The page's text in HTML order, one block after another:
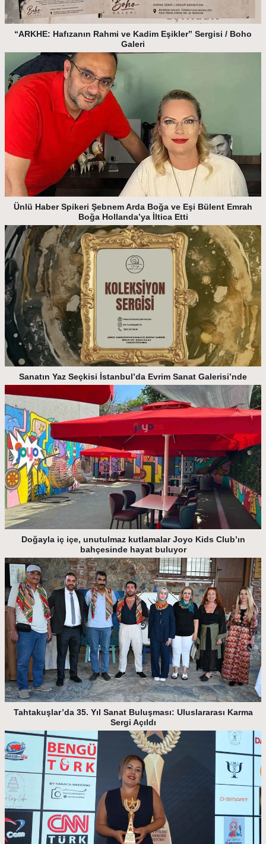
“ARKHE: Hafızanın Rahmi ve Kadim Eşikler” Sergisi / Boho
Galeri
Ünlü Haber Spikeri Şebnem Arda Boğa ve Eşi Bülent Emrah
Boğa Hollanda’ya İltica Etti
Sanatın Yaz Seçkisi İstanbul’da Evrim Sanat Galerisi’nde
Doğayla iç içe, unutulmaz kutlamalar Joyo Kids Club’ın
bahçesinde hayat buluyor
Tahtakuşlar’da 35. Yıl Sanat Buluşması: Uluslararası Karma
Sergi Açıldı